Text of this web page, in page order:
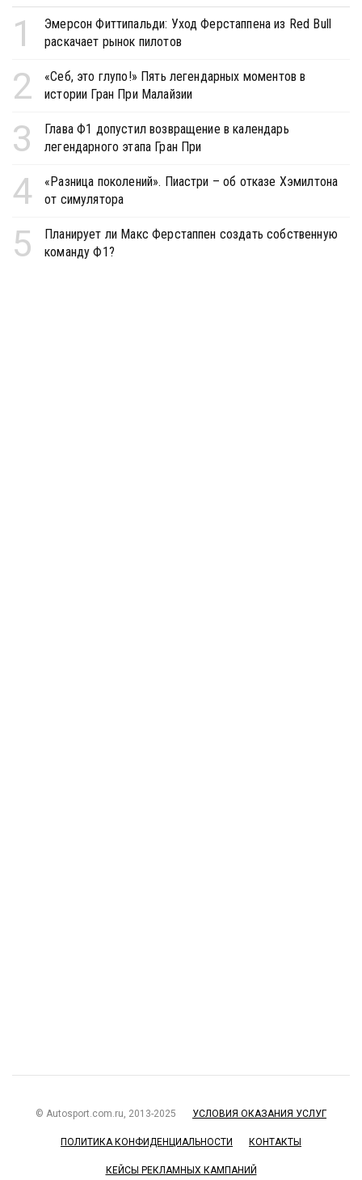
1
Эмерсон Фиттипальди: Уход Ферстаппена из Red Bull
раскачает рынок пилотов
2
«Себ, это глупо!» Пять легендарных моментов в
истории Гран При Малайзии
3
Глава Ф1 допустил возвращение в календарь
легендарного этапа Гран При
4
«Разница поколений». Пиастри – об отказе Хэмилтона
от симулятора
5
Планирует ли Макс Ферстаппен создать собственную
команду Ф1?
© Autosport.com.ru, 2013-2025 УСЛОВИЯ ОКАЗАНИЯ УСЛУГ
ПОЛИТИКА КОНФИДЕНЦИАЛЬНОСТИ КОНТАКТЫ
КЕЙСЫ РЕКЛАМНЫХ КАМПАНИЙ